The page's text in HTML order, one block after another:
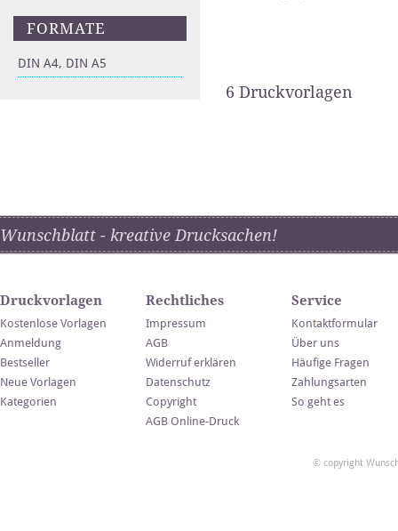
FORMATE
DIN A4, DIN A5
6 Druckvorlagen
Wunschblatt - kreative Drucksachen!
Druckvorlagen
Kostenlose Vorlagen
Anmeldung
Bestseller
Neue Vorlagen
Kategorien
Rechtliches
Impressum
AGB
Widerruf erklären
Datenschutz
Copyright
AGB Online-Druck
Service
Kontaktformular
Über uns
Häufige Fragen
Zahlungsarten
So geht es
© copyright